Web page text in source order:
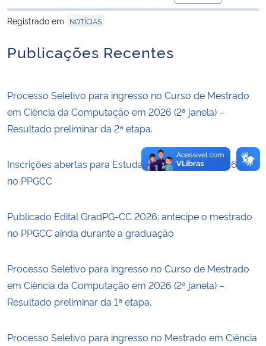
Advocacia-Geral da União
Banco Central do Brasil
para área de
Registrado em
NOTÍCIAS
Publicações Recentes
Processo Seletivo para ingresso no Curso de Mestrado
em Ciência da Computação em 2026 (2ª janela) –
Resultado preliminar da 2ª etapa.
Inscrições abertas para Estudante Especial I — 2026/2
no PPGCC
Publicado Edital GradPG-CC 2026: antecipe o mestrado
no PPGCC ainda durante a graduação
Processo Seletivo para ingresso no Curso de Mestrado
em Ciência da Computação em 2026 (2ª janela) –
Resultado preliminar da 1ª etapa.
Processo Seletivo para ingresso no Mestrado em Ciência